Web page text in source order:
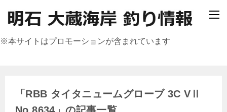
※本サイトはプロモーションが含まれています
「RBB タイタニュームグローブ 3C VⅡ